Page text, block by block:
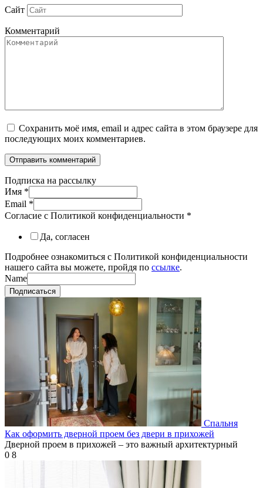
Сайт
Комментарий
Сохранить моё имя, email и адрес сайта в этом браузере для
последующих моих комментариев.
Подписка на рассылку
Имя *
Email *
Согласие с Политикой конфиденциальности *
Да, согласен
Подробнее ознакомиться с Политикой конфиденциальности
нашего сайта вы можете, пройдя по ссылке.
Name
Подписаться
Спальня
Как оформить дверной проем без двери в прихожей
Дверной проем в прихожей – это важный архитектурный
0 8